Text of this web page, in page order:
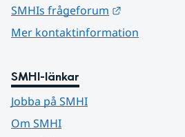
SMHIs frågeforum
Mer kontaktinformation
SMHI-länkar
Jobba på SMHI
Om SMHI